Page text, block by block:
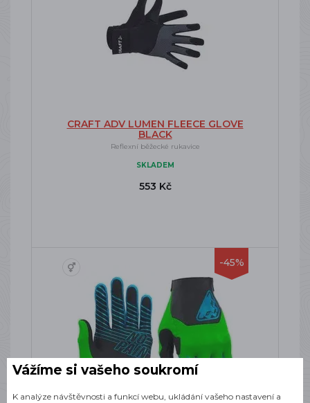
CRAFT ADV LUMEN FLEECE GLOVE
BLACK
Reflexní běžecké rukavice
SKLADEM
553 Kč
-45%
Vážíme si vašeho soukromí
K analýze návštěvnosti a funkcí webu, ukládání vašeho nastavení a